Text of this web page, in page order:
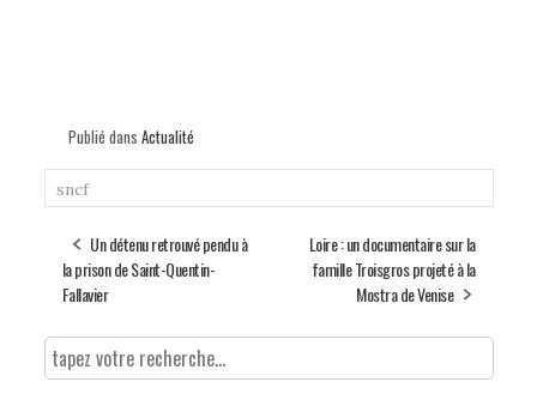
Publié dans Actualité
sncf
Un détenu retrouvé pendu à
la prison de Saint-Quentin-
Fallavier
Loire : un documentaire sur la
famille Troisgros projeté à la
Mostra de Venise